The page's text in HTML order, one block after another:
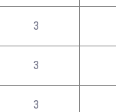
3
3
3